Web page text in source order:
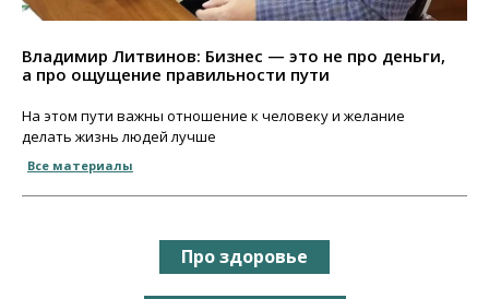
Владимир Литвинов: Бизнес — это не про деньги,
а про ощущение правильности пути
На этом пути важны отношение к человеку и желание
делать жизнь людей лучше
Все материалы
Про здоровье